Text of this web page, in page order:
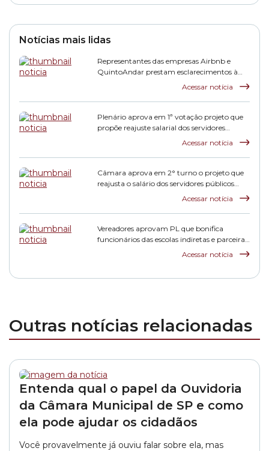
Notícias mais lidas
Representantes das empresas Airbnb e
QuintoAndar prestam esclarecimentos à
Acessar notícia
Plenário aprova em 1ª votação projeto que
propõe reajuste salarial dos servidores
Acessar notícia
Câmara aprova em 2° turno o projeto que
reajusta o salário dos servidores públicos
Acessar notícia
Vereadores aprovam PL que bonifica
funcionários das escolas indiretas e parceiras
Acessar notícia
Outras notícias relacionadas
Entenda qual o papel da Ouvidoria
da Câmara Municipal de SP e como
ela pode ajudar os cidadãos
Você provavelmente já ouviu falar sobre ela, mas